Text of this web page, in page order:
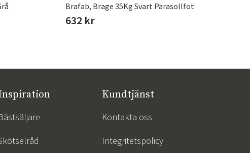
Brafab, Brage 35Kg Svart Parasollfot
632 kr
Kundtjänst
Kontakta oss
Integritetspolicy